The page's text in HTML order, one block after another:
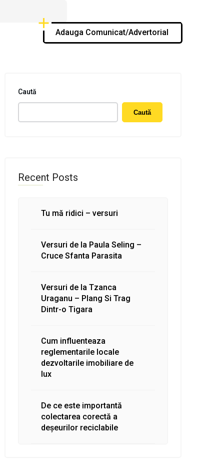
Adauga Comunicat/Advertorial
Caută
Caută
Recent Posts
Tu mă ridici – versuri
Versuri de la Paula Seling –
Cruce Sfanta Parasita
Versuri de la Tzanca
Uraganu – Plang Si Trag
Dintr-o Tigara
Cum influenteaza
reglementarile locale
dezvoltarile imobiliare de
lux
De ce este importantă
colectarea corectă a
deșeurilor reciclabile